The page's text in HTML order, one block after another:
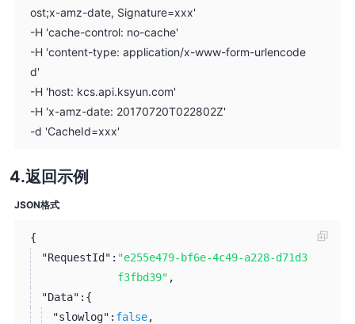
ost;x-amz-date, Signature=xxx'
-H 'cache-control: no-cache'
-H 'content-type: application/x-www-form-urlencode
d'
-H 'host: kcs.api.ksyun.com'
-H 'x-amz-date: 20170720T022802Z'
-d 'CacheId=xxx'
返回示例
JSON格式
{
"RequestId": "e255e479-bf6e-4c49-a228-d71d3
f3fbd39" ,
"Data": {
"slowlog": false,